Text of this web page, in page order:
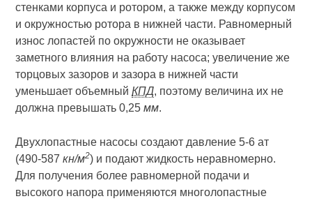
стенками корпуса и ротором, а также между корпусом
и окружностью ротора в нижней части. Равномерный
износ лопастей по окружности не оказывает
заметного влияния на работу насоса; увеличение же
торцовых зазоров и зазора в нижней части
уменьшает объемныйКПД, поэтому величина их не
должна превышать 0,25мм.
Двухлопастные насосы создают давление 5-6 ат
(490-587кн/м2) и подают жидкость неравномерно.
Для получения более равномерной подачи и
высокого напора применяются многолопастные